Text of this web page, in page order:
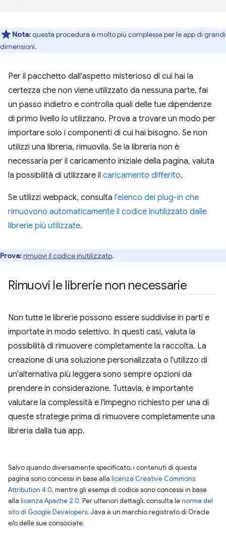
Nota:questa procedura è molto più complessa per le app di grandi
dimensioni.
Per il pacchetto dall'aspetto misterioso di cui hai la
certezza che non viene utilizzato da nessuna parte, fai
un passo indietro e controlla quali delle tue dipendenze
di primo livello lo utilizzano. Prova a trovare un modo per
importare solo i componenti di cui hai bisogno. Se non
utilizzi una libreria, rimuovila. Se la libreria non è
necessaria per il caricamento iniziale della pagina, valuta
la possibilità di utilizzare il caricamento differito.
Se utilizzi webpack, consulta l'elenco dei plug-in che
rimuovono automaticamente il codice inutilizzato dalle
librerie più utilizzate.
Prova:rimuovi il codice inutilizzato.
Rimuovi le librerie non necessarie
Non tutte le librerie possono essere suddivise in parti e
importate in modo selettivo. In questi casi, valuta la
possibilità di rimuovere completamente la raccolta. La
creazione di una soluzione personalizzata o l'utilizzo di
un'alternativa più leggera sono sempre opzioni da
prendere in considerazione. Tuttavia, è importante
valutare la complessità e l'impegno richiesto per una di
queste strategie prima di rimuovere completamente una
libreria dalla tua app.
Salvo quando diversamente specificato, i contenuti di questa
pagina sono concessi in base alla licenza Creative Commons
Attribution 4.0, mentre gli esempi di codice sono concessi in base
alla licenza Apache 2.0. Per ulteriori dettagli, consulta lenorme del
sito di Google Developers. Java è un marchio registrato di Oracle
e/o delle sue consociate.